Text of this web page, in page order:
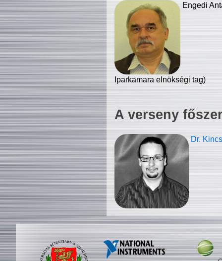
Engedi
Iparkamara elnökségi tag)
A verseny
Dr.